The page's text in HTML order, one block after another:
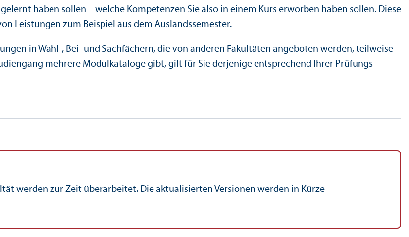
haben sollen – welche Kompetenzen Sie also in einem Kurs erworben haben sollen. Diese
Leistungen zum Beispiel aus dem Auslands­semester.
in Wahl-, Bei- und Sachfächern, die von anderen Fakultäten angeboten werden, teilweise
mehrere Modulkataloge gibt, gilt für Sie derjenige entsprechend Ihrer Prüfungs­
werden zur Zeit überarbeitet. Die aktualisierten Versionen werden in Kürze